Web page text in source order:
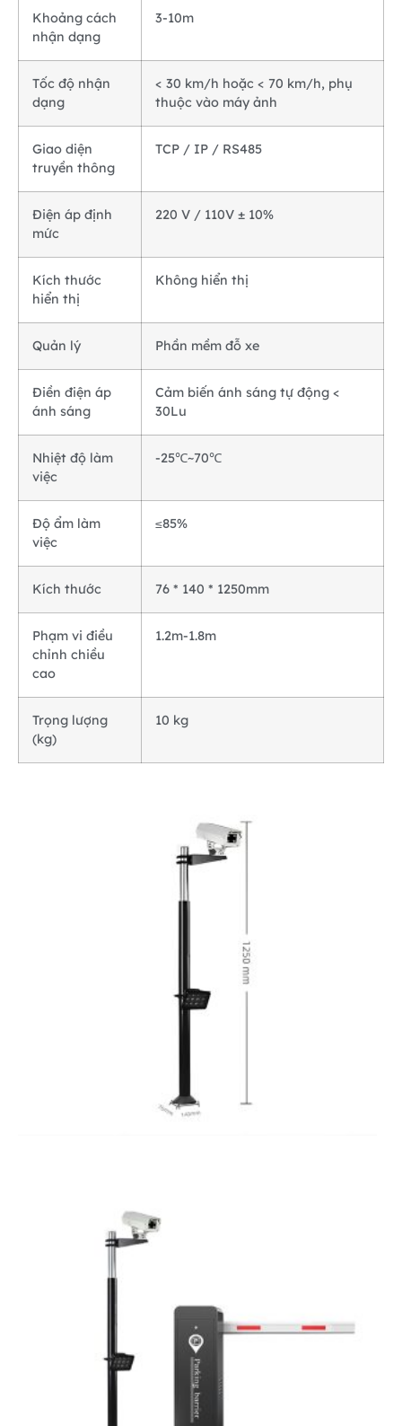
Khoảng cách
nhận dạng
3-10m
Tốc độ nhận
dạng
< 30 km/h hoặc < 70 km/h, phụ
thuộc vào máy ảnh
Giao diện
truyền thông
TCP / IP / RS485
Điện áp định
mức
220 V / 110V ± 10%
Kích thước
hiển thị
Không hiển thị
Quản lý Phần mềm đỗ xe
Điền điện áp
ánh sáng
Cảm biến ánh sáng tự động <
30Lu
Nhiệt độ làm
việc
-25℃~70℃
Độ ẩm làm
việc
≤85%
Kích thước 76 * 140 * 1250mm
Phạm vi điều
chỉnh chiều
cao
1.2m-1.8m
Trọng lượng
(kg)
10 kg